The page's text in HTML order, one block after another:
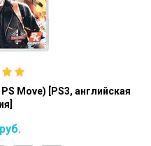
Move) [PS3, английская
руб.